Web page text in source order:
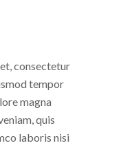
consectetur
tempor
magna
quis
laboris nisi